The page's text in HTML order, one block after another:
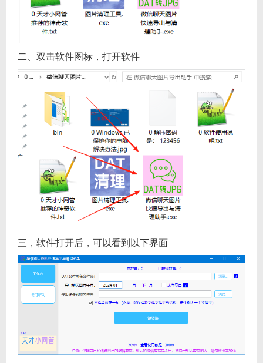
二、双击软件图标，打开软件
三，软件打开后，可以看到以下界面